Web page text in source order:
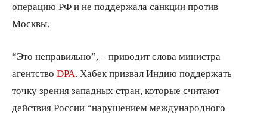
операцию РФ и не поддержала санкции против
Москвы.
“Это неправильно”, – приводит слова министра
агентство DPA
. Хабек призвал Индию поддержать
точку зрения западных стран, которые считают
действия России “нарушением международного